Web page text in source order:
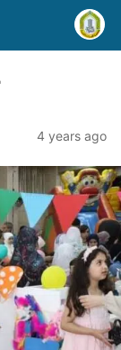
4 years ago